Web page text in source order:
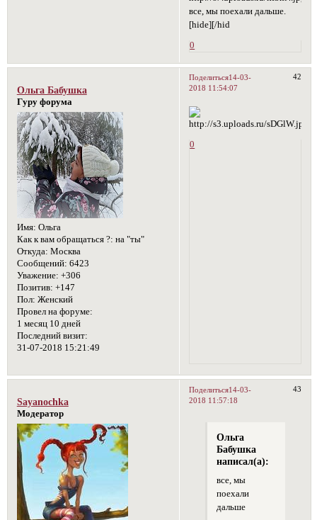
все, мы поехали дальше.
[hide][/hid
0
Поделиться 42
14-03-
2018 11:54:07
Ольга Бабушка
Гуру форума
Имя: Ольга
Как к вам обращаться ?: на "ты"
Откуда: Москва
Сообщений: 6423
Уважение: +306
Позитив: +147
Пол: Женский
Провел на форуме:
1 месяц 10 дней
Последний визит:
31-07-2018 15:21:49
0
Поделиться 43
14-03-
2018 11:57:18
Sayanochka
Модератор
Ольга
Бабушка
написал(а):
все, мы
поехали
дальше